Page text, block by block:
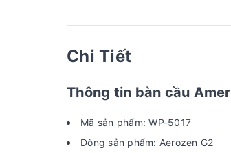
Chi Tiết
Thông tin bàn cầu
Mã sản phẩm: WP-5017
Dòng sản phẩm: Aerozen G2